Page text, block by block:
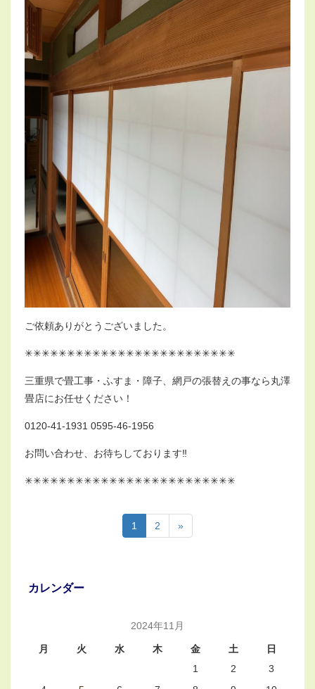
ご依頼ありがとうございました。
✳︎✳︎✳︎✳︎✳︎✳︎✳︎✳︎✳︎✳︎✳︎✳︎✳︎✳︎✳︎✳︎✳︎✳︎✳︎✳︎✳︎✳︎✳︎✳︎✳︎
三重県で畳工事・ふすま・障子、網戸の張替えの事なら丸澤
畳店にお任せください！
0120-41-1931 0595-46-1956
お問い合わせ、お待ちしております‼︎
✳︎✳︎✳︎✳︎✳︎✳︎✳︎✳︎✳︎✳︎✳︎✳︎✳︎✳︎✳︎✳︎✳︎✳︎✳︎✳︎✳︎✳︎✳︎✳︎✳︎
1 2 »
カレンダー
2024年11月
月 火 水 木 金 土
日
1
2
3